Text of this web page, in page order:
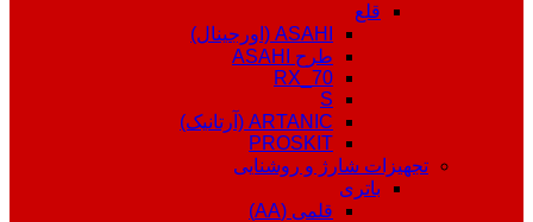
قلع
ASAHI (اورجینال)
طرح ASAHI
RX_70
S
ARTANIC (آرتانیک)
PROSKIT
تجهیزات شارژ و روشنایی
باتری
قلمی (AA)